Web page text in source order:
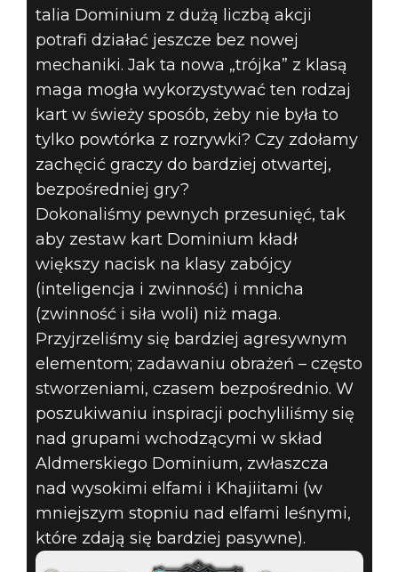
talia Dominium z dużą liczbą akcji
potrafi działać jeszcze bez nowej
mechaniki. Jak ta nowa „trójka” z klasą
maga mogła wykorzystywać ten rodzaj
kart w świeży sposób, żeby nie była to
tylko powtórka z rozrywki? Czy zdołamy
zachęcić graczy do bardziej otwartej,
bezpośredniej gry?
Dokonaliśmy pewnych przesunięć, tak
aby zestaw kart Dominium kładł
większy nacisk na klasy zabójcy
(inteligencja i zwinność) i mnicha
(zwinność i siła woli) niż maga.
Przyjrzeliśmy się bardziej agresywnym
elementom; zadawaniu obrażeń – często
stworzeniami, czasem bezpośrednio. W
poszukiwaniu inspiracji pochyliliśmy się
nad grupami wchodzącymi w skład
Aldmerskiego Dominium, zwłaszcza
nad wysokimi elfami i Khajiitami (w
mniejszym stopniu nad elfami leśnymi,
które zdają się bardziej pasywne).